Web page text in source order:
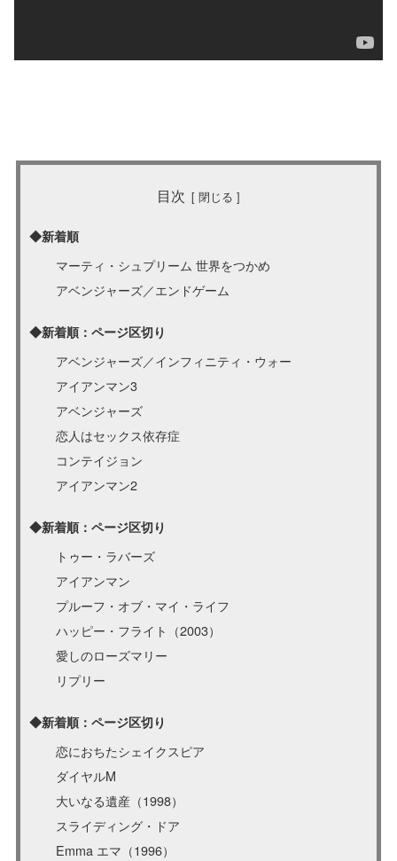
目次
◆新着順
マーティ・シュプリーム 世界をつかめ
アベンジャーズ／エンドゲーム
◆新着順：ページ区切り
アベンジャーズ／インフィニティ・ウォー
アイアンマン3
アベンジャーズ
恋人はセックス依存症
コンテイジョン
アイアンマン2
◆新着順：ページ区切り
トゥー・ラバーズ
アイアンマン
プルーフ・オブ・マイ・ライフ
ハッピー・フライト（2003）
愛しのローズマリー
リプリー
◆新着順：ページ区切り
恋におちたシェイクスピア
ダイヤルM
大いなる遺産（1998）
スライディング・ドア
Emma エマ（1996）